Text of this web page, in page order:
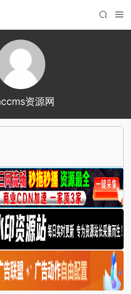
资源网